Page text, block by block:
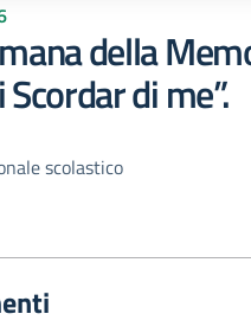
della
di me”.
scolastico